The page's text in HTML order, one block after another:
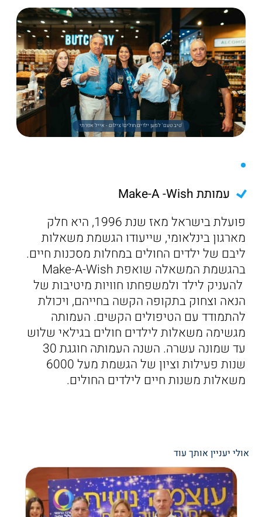
'טיב טעם' למען ילדים חולים! צילום - אייל אפרתי
עמותת Make-A -Wish
פועלת בישראל מאז שנת 1996, היא חלק
מארגון בינלאומי, שייעודו הגשמת משאלות
ליבם של ילדים החולים במחלות מסכנות חיים.
בהגשמת המשאלה שואפת Make-A-Wish
להעניק לילד ולמשפחתו חוויות מיטיבות של
הנאה וצחוק בתקופה הקשה בחייהם, ויכולת
להתמודד עם הטיפולים הקשים. העמותה
מגשימה משאלות לילדים חולים בגילאי שלוש
עד שמונה עשרה. השנה העמותה חוגגת 30
שנות פעילות וציון של הגשמת מעל 6000
משאלות משנות חיים לילדים החולים.
אולי יעניין אותך עוד